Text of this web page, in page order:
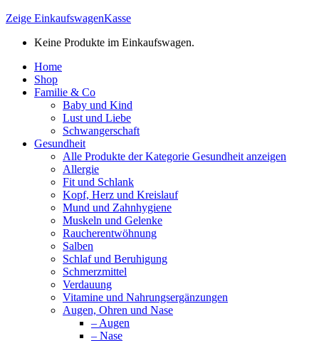
Zeige EinkaufswagenKasse
Keine Produkte im Einkaufswagen.
Home
Shop
Familie & Co
Baby und Kind
Lust und Liebe
Schwangerschaft
Gesundheit
Alle Produkte der Kategorie Gesundheit anzeigen
Allergie
Fit und Schlank
Kopf, Herz und Kreislauf
Mund und Zahnhygiene
Muskeln und Gelenke
Raucherentwöhnung
Salben
Schlaf und Beruhigung
Schmerzmittel
Verdauung
Vitamine und Nahrungsergänzungen
Augen, Ohren und Nase
– Augen
– Nase